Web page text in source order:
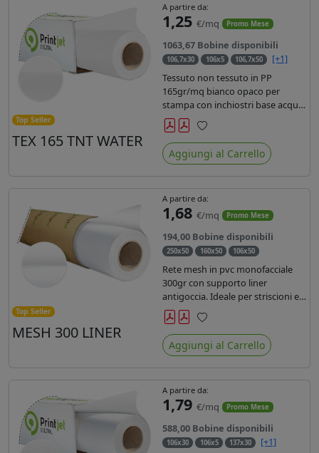
Top Seller
TEX 165 TNT WATER
A partire da:
1,25 €/mq Promo Mese
1063,67 Bobine disponibili
106,7x30 106x5 106,7x50
[+1]
Tessuto non tessuto in PP
165gr/mq bianco opaco per
stampa con inchiostri base acqua,
latex, uv, ecosolvente. Finitura a
rombi spundbond e coating
superficiale con totale assenza di
peluria. Occhiellabile, non
Preferiti
Aggiungi al Carrello
Top Seller
MESH 300 LINER
A partire da:
1,68 €/mq Promo Mese
194,00 Bobine disponibili
250x50 160x50 106x50
Rete mesh in pvc monofacciale
300gr con supporto liner
antigoccia. Ideale per striscioni e
coperture antivento. Saldabile,
stampabile con inchiostri
solvente, ecosolvente, uv e latex.
Densità fili 1000x1000 , filato 9x13.
Preferiti
Aggiungi al Carrello
A partire da:
1,79 €/mq Promo Mese
588,00 Bobine disponibili
106x30 106x5 137x30
[+1]